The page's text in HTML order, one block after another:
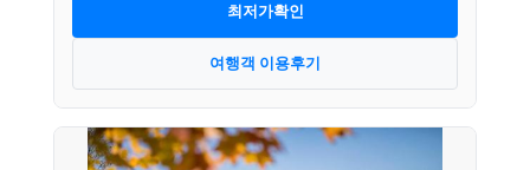
최저가확인
여행객 이용후기